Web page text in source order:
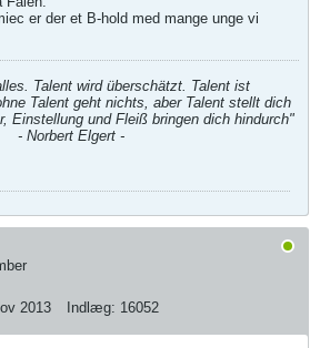
er der et B-hold med mange unge vi
Talent wird überschätzt. Talent ist
Talent geht nichts, aber Talent stellt dich
Einstellung und Fleiß bringen dich hindurch"
- Norbert Elgert -
2013 Indlæg: 16052